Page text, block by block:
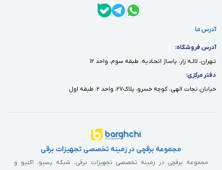
آدرس ما
آدرس فروشگاه:
تـهران، لالـه زار، پاسـاژ اتحـاديه، طبقه سوم، واحد ١٢
دفتر مركزى:
خيابان نجات الهى، كوچه خسرو، پلاك٢٧، واحد ٢، طبقه اول
مجموعه برقچی در زمینه تخصصی تجهیزات برقی
مجموعه برقچی در زمینه تخصصی تجهیزات برقی، شبکه پسیو، اکتیو و